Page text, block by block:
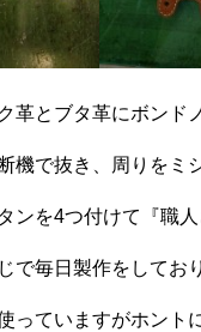
革とブタ革にボンド
機で抜き、周りをミ
ンを4つ付けて『職
で毎日製作をしてお
っていますがホント